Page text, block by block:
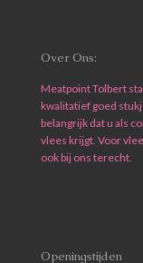
Over Ons:
Meatpoint Tolbert
kwalitatief goed
belangrijk dat u als
vlees krijgt. Voor
ook bij ons terecht.
Openingstijden